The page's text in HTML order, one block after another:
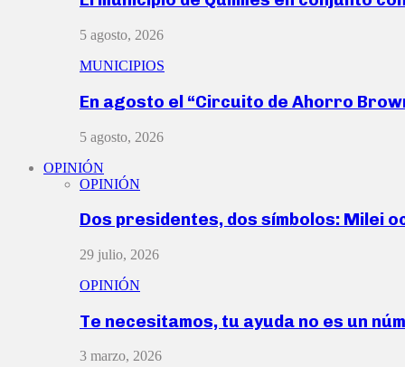
5 agosto, 2026
MUNICIPIOS
En agosto el “Circuito de Ahorro
5 agosto, 2026
OPINIÓN
OPINIÓN
Dos presidentes, dos símbolos: Milei
29 julio, 2026
OPINIÓN
Te necesitamos, tu ayuda no es un
3 marzo, 2026